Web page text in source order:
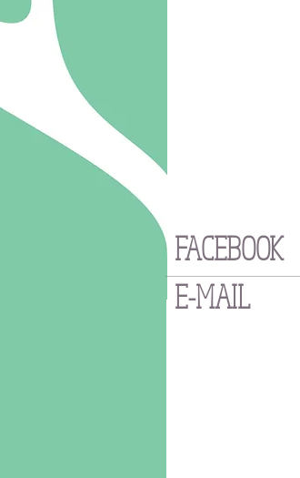
E-MAIL
FACEBOOK